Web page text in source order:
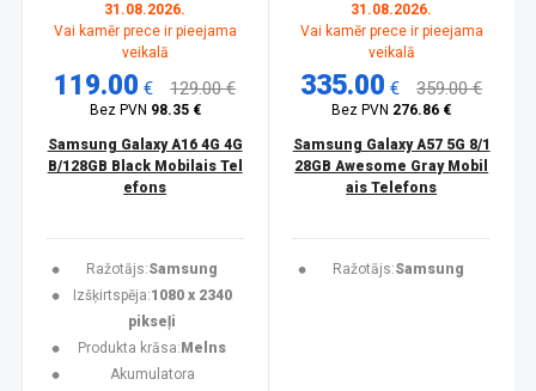
31.08.2026.
Vai kamēr prece ir pieejama
veikalā
119.00 € 129.00 €
Bez PVN 98.35 €
Samsung Galaxy A16 4G 4G
B/128GB Black Mobilais Tel
efons
Ražotājs:Samsung
Izšķirtspēja:1080 x 2340
pikseļi
Produkta krāsa: Melns
Akumulatora
31.08.2026.
Vai kamēr prece ir pieejama
veikalā
335.00 € 359.00 €
Bez PVN 276.86 €
Samsung Galaxy A57 5G 8/1
28GB Awesome Gray Mobil
ais Telefons
Ražotājs:Samsung